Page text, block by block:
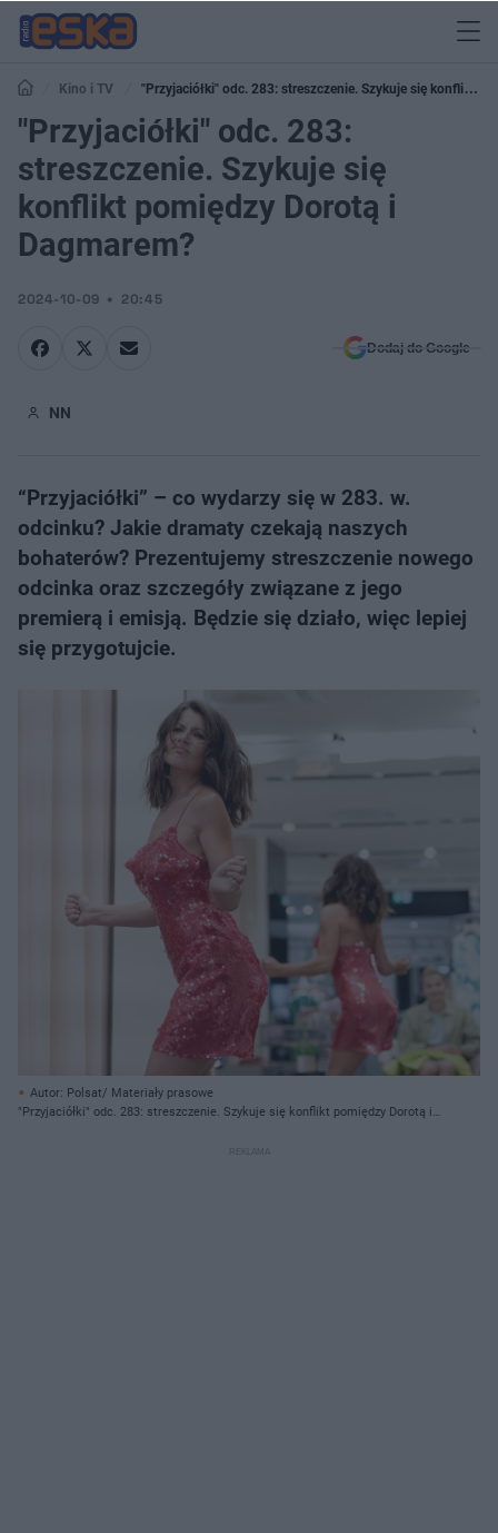
Kino i TV
"Przyjaciółki" odc. 283: streszczenie. Szykuje się konflikt
pomiędzy Dorotą i Dagmarem?
"Przyjaciółki" odc. 283:
streszczenie. Szykuje się
konflikt pomiędzy Dorotą i
Dagmarem?
2024-10-09 20:45
Dodaj do Google
NN
“Przyjaciółki” – co wydarzy się w 283. w.
odcinku? Jakie dramaty czekają naszych
bohaterów? Prezentujemy streszczenie nowego
odcinka oraz szczegóły związane z jego
premierą i emisją. Będzie się działo, więc lepiej
się przygotujcie.
Autor: Polsat/ Materiały prasowe
"Przyjaciółki" odc. 283: streszczenie. Szykuje się konflikt pomiędzy Dorotą i